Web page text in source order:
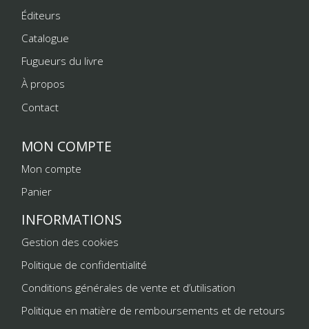
Éditeurs
Catalogue
Fugueurs du livre
À propos
Contact
MON COMPTE
Mon compte
Panier
INFORMATIONS
Gestion des cookies
Politique de confidentialité
Conditions générales de vente et d’utilisation
Politique en matière de remboursements et de retours